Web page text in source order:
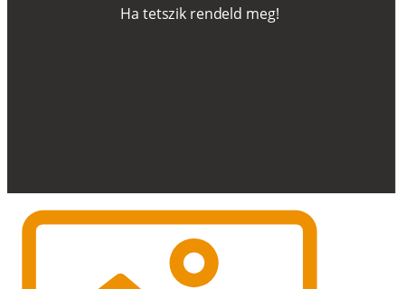
Ha tetszik rendeld meg!